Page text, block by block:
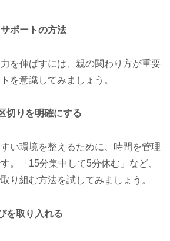
ポートの方法
を伸ばすには、親の関わり方が重要
を意識してみましょう。
切りを明確にする
い環境を整えるために、時間を管理
。「15分集中して5分休む」など、
り組む方法を試してみましょう。
を取り入れる